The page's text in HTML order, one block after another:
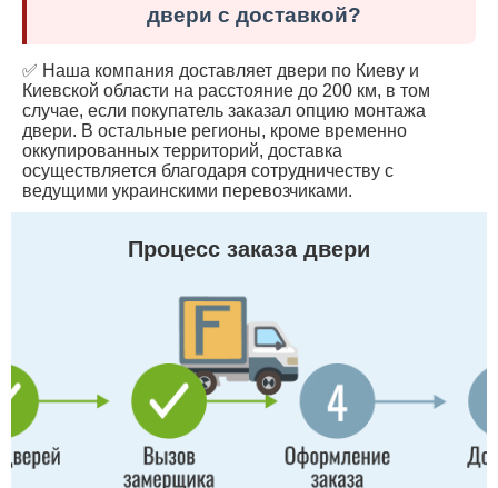
двери с доставкой?
✅ Наша компания доставляет двери по Киеву и
Киевской области на расстояние до 200 км, в том
случае, если покупатель заказал опцию монтажа
двери. В остальные регионы, кроме временно
оккупированных территорий, доставка
осуществляется благодаря сотрудничеству с
ведущими украинскими перевозчиками.
Процесс заказа двери